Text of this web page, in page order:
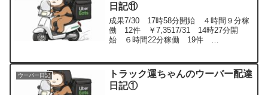
日記⑪
成果7/30 17時58分開始 ４時間９分稼
働 12件 ￥7,3517/31 14時27分開
始 ６時間22分稼働 19件
麵場 田所商店 追加...
ウーバー日記
トラック運ちゃんのウーバー配達
日記①